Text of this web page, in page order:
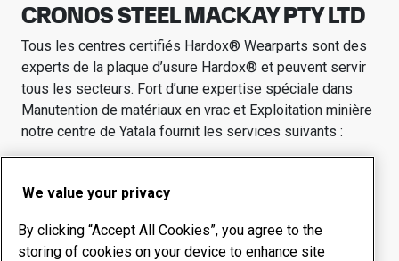
CRONOS STEEL MACKAY PTY LTD
Tous les centres certifiés Hardox® Wearparts sont des
experts de la plaque d’usure Hardox® et peuvent servir
tous les secteurs. Fort d’une expertise spéciale dans
Manutention de matériaux en vrac et Exploitation minière
notre centre de Yatala fournit les services suivants :
Gestion des temps de
disponibilité
We value your privacy
By clicking “Accept All Cookies”, you agree to the
storing of cookies on your device to enhance site